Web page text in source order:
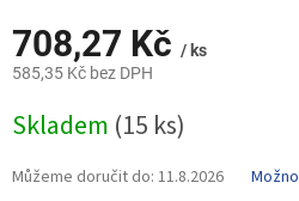
708,27 Kč / ks
585,35 Kč bez DPH
cena:
Skladem (15 ks)
Můžeme doručit do: 11.8.2026